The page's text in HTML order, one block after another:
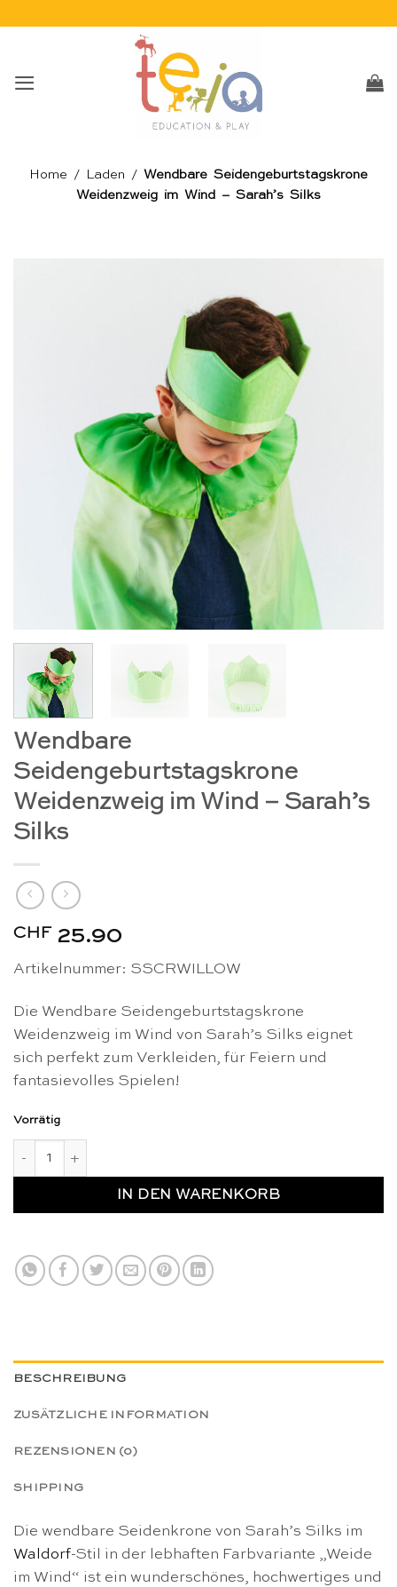
Home / Laden / Wendbare Seidengeburtstagskrone
Weidenzweig im Wind – Sarah’s Silks
Wendbare
Seidengeburtstagskrone
Weidenzweig im Wind – Sarah’s
Silks
CHF 25.90
Artikelnummer: SSCRWILLOW
Die Wendbare Seidengeburtstagskrone
Weidenzweig im Wind von Sarah’s Silks eignet
sich perfekt zum Verkleiden, für Feiern und
fantasievolles Spielen!
Vorrätig
IN DEN WARENKORB
BESCHREIBUNG
ZUSÄTZLICHE INFORMATION
REZENSIONEN (0)
SHIPPING
Die wendbare Seidenkrone von Sarah’s Silks im
Waldorf-Stil in der lebhaften Farbvariante „Weide
im Wind“ ist ein wunderschönes, hochwertiges und